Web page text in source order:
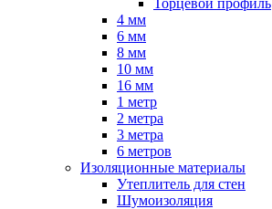
Торцевой профиль
4 мм
6 мм
8 мм
10 мм
16 мм
1 метр
2 метра
3 метра
6 метров
Изоляционные материалы
Утеплитель для стен
Шумоизоляция